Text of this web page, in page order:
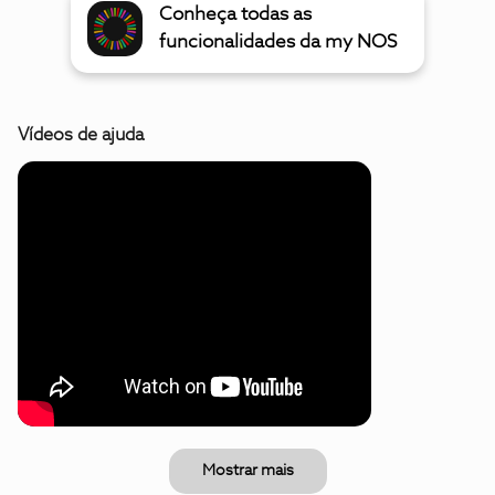
Conheça todas as
funcionalidades da my NOS
Vídeos de ajuda
Mostrar mais